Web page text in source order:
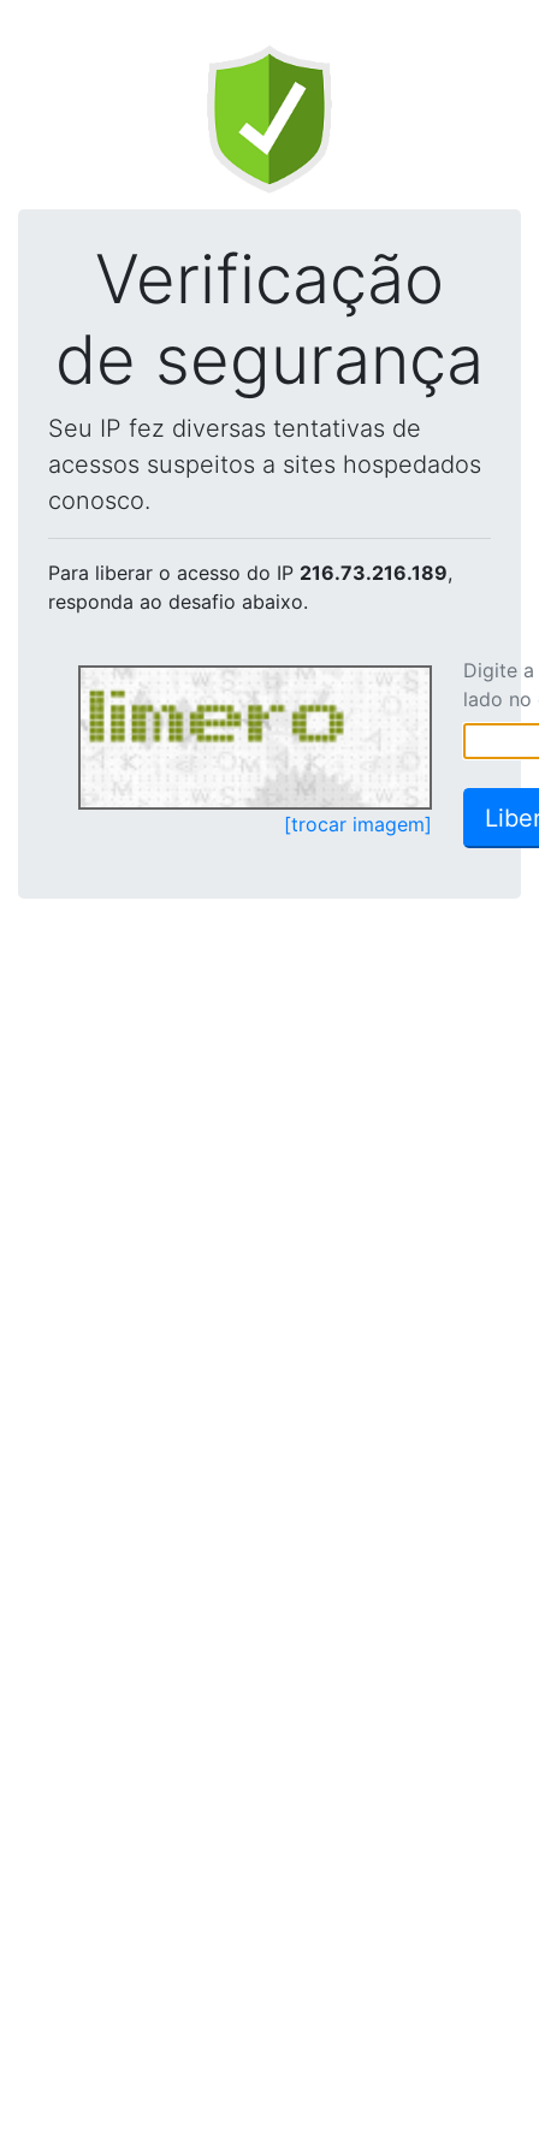
Verificação
de segurança
Seu IP fez diversas tentativas de
acessos suspeitos a sites hospedados
conosco.
Para liberar o acesso do IP 216.73.216.189,
responda ao desafio abaixo.
[trocar imagem]
Digite
lado no